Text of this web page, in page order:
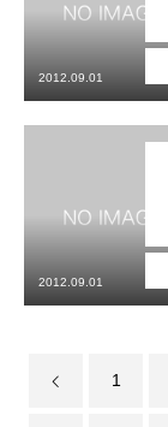
2012.09.01
2012.09.01
1